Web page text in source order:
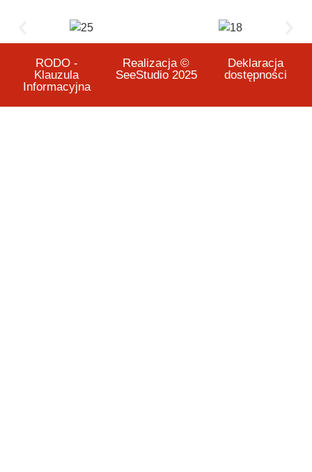
RODO -
Klauzula
Informacyjna
Realizacja ©
SeeStudio 2025
Deklaracja
dostępności